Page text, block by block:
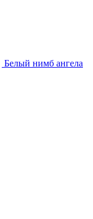
Белый нимб ангела